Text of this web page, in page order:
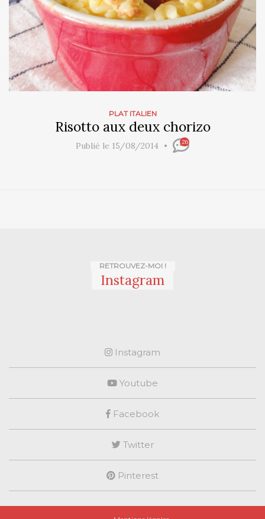
PLAT ITALIEN
Risotto aux deux chorizo
Publié le 15/08/2014 26
RETROUVEZ-MOI !
Instagram
Instagram
Youtube
Facebook
Twitter
Pinterest